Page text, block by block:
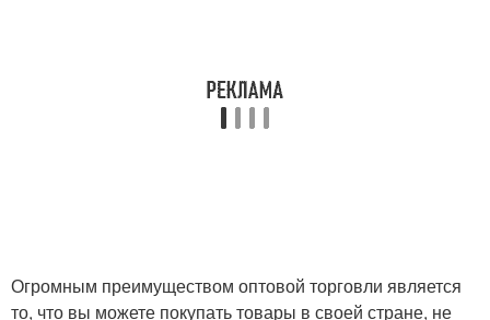
Огромным преимуществом оптовой торговли является
то, что вы можете покупать товары в своей стране, не